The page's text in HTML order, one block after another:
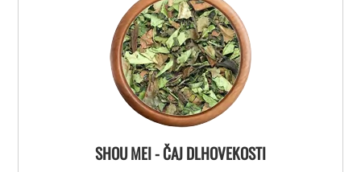
SHOU MEI - ČAJ DLHOVEKOSTI